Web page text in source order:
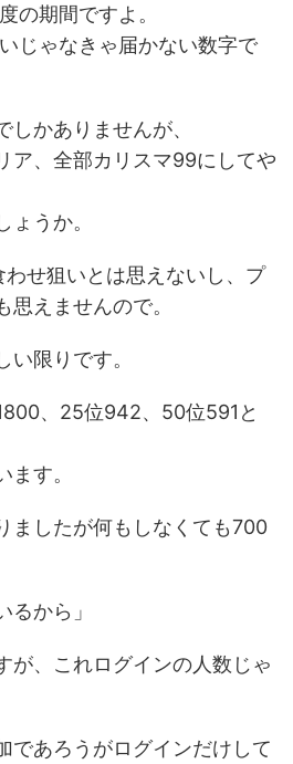
の期間ですよ。
じゃなきゃ届かない数字で
しかありませんが、
ア、全部カリスマ99にしてや
ょうか。
せ狙いとは思えないし、プ
思えませんので。
い限りです。
、25位942、50位591と
す。
ましたが何もしなくても700
るから」
が、これログインの人数じゃ
であろうがログインだけして